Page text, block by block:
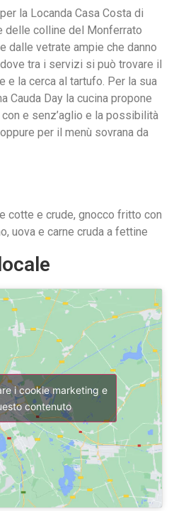
la Locanda Casa Costa di
delle colline del Monferrato
dalle vetrate ampie che danno
tra i servizi si può trovare il
e la cerca al tartufo. Per la sua
Cauda Day la cucina propone
e senz’aglio e la possibilità
per il menù sovrana da
cotte e crude, gnocco fritto con
uova e carne cruda a fettine
i cookie marketing e
contenuto